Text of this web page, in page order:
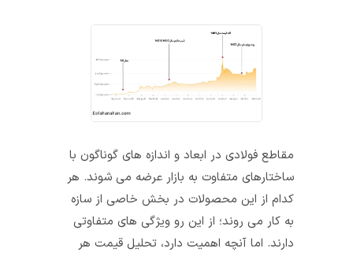
مقاطع فولادی در ابعاد و اندازه‌ های گوناگون با
ساختارهای متفاوت به بازار عرضه می‌ شوند. هر
کدام از این محصولات در بخش خاصی از سازه
به کار می روند؛ از این رو ویژگی‌ های متفاوتی
دارند. اما آنچه اهمیت دارد، تحلیل قیمت هر